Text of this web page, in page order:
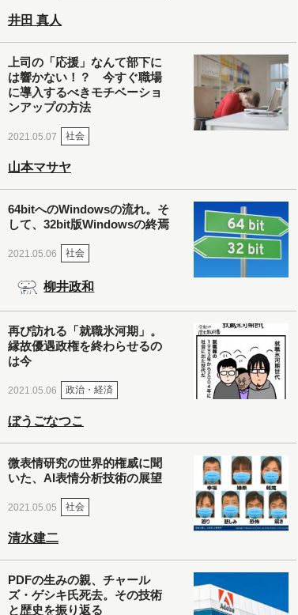
井田 真人
上司の「応援」なんて部下に
は響かない！？ 今すぐ職場
に導入するべきモチベーショ
ンアップの方法
2021.05.07 社会
山本マサヤ
64bitへのWindowsの流れ。そ
して、32bit版Windowsの終焉
2021.05.06 社会
柳井政和
再び訪れる「就職氷河期」。
縁故優遇政権を終わらせるの
は今
2021.05.06 政治・経済
ぼうごなつこ
微表情研究の世界的権威に聞
いた、AI表情分析技術の展望
2021.05.05 社会
清水建二
PDFの生みの親、チャール
ズ・ゲシキ氏死去。その技術
と歴史を振り返る